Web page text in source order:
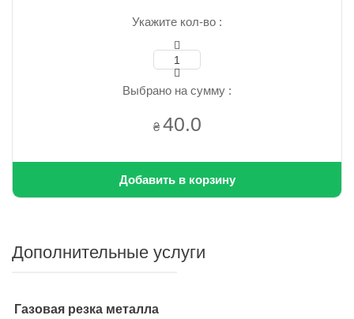
Укажите кол-во :
Выбрано на сумму :
₴ 40.0
Добавить в корзину
Дополнительные услуги
Газовая резка металла